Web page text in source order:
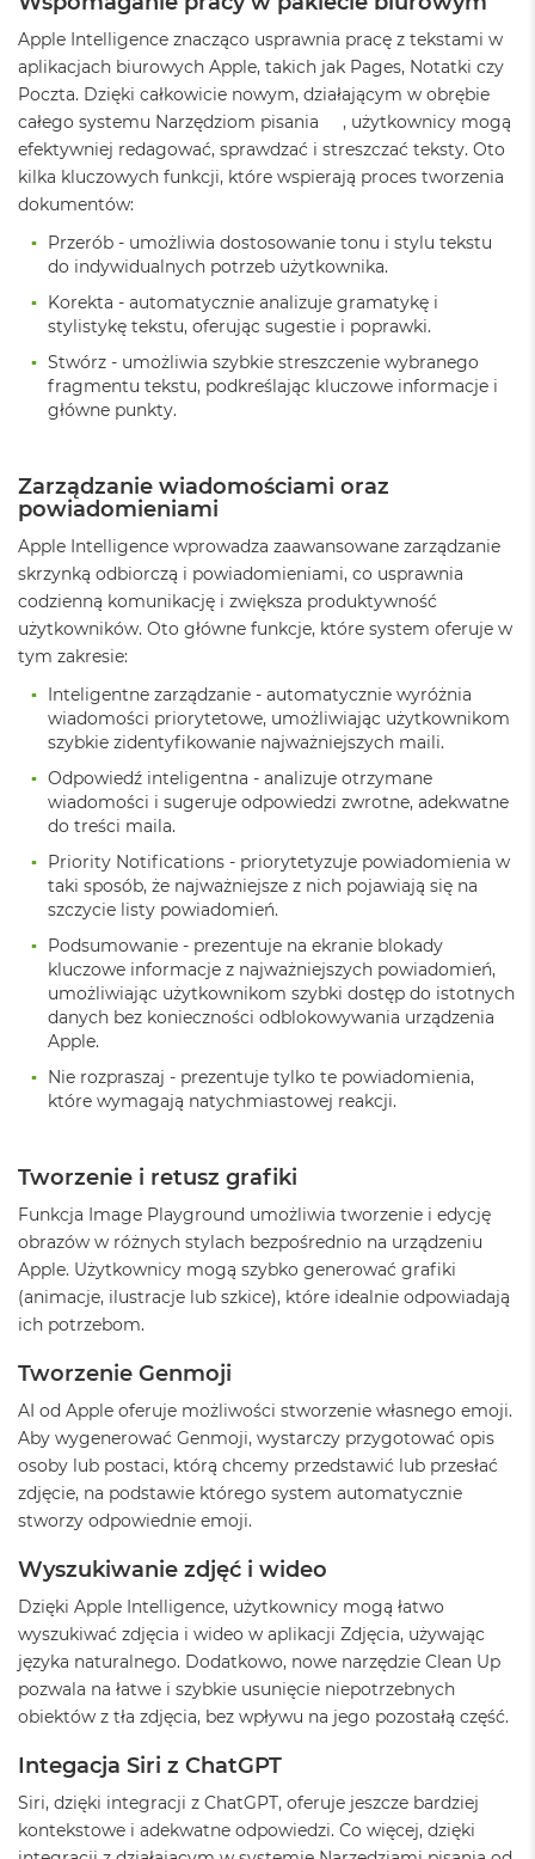
N
e
S
u
b
t
e
l
n
R
ó
M
a
c
o
N
e
I
n
d
y
g
o
M
a
c
o
o
k
N
e
o
S
r
e
b
r
n
y
W
u
p
o
j
m
n
ś
i
d
y
k
u
M
c
B
o
k
N
o
2
5
6
G
Apple Intelligence znacząco usprawnia pracę z tekstami w
aplikacjach biurowych Apple, takich jak Pages, Notatki czy
Poczta. Dzięki całkowicie nowym, działającym w obrębie
całego systemu Narzędziom pisania , użytkownicy mogą
efektywniej redagować, sprawdzać i streszczać teksty. Oto
kilka kluczowych funkcji, które wspierają proces tworzenia
dokumentów:
Przerób - umożliwia dostosowanie tonu i stylu tekstu
do indywidualnych potrzeb użytkownika.
Korekta - automatycznie analizuje gramatykę i
stylistykę tekstu, oferując sugestie i poprawki.
Stwórz - umożliwia szybkie streszczenie wybranego
fragmentu tekstu, podkreślając kluczowe informacje i
główne punkty.
Zarządzanie wiadomościami oraz
powiadomieniami
Apple Intelligence wprowadza zaawansowane zarządzanie
skrzynką odbiorczą i powiadomieniami, co usprawnia
codzienną komunikację i zwiększa produktywność
użytkowników. Oto główne funkcje, które system oferuje w
tym zakresie:
Inteligentne zarządzanie - automatycznie wyróżnia
wiadomości priorytetowe, umożliwiając użytkownikom
szybkie zidentyfikowanie najważniejszych maili.
Odpowiedź inteligentna - analizuje otrzymane
wiadomości i sugeruje odpowiedzi zwrotne, adekwatne
do treści maila.
Priority Notifications - priorytetyzuje powiadomienia w
taki sposób, że najważniejsze z nich pojawiają się na
szczycie listy powiadomień.
Podsumowanie - prezentuje na ekranie blokady
kluczowe informacje z najważniejszych powiadomień,
umożliwiając użytkownikom szybki dostęp do istotnych
danych bez konieczności odblokowywania urządzenia
Apple.
Nie rozpraszaj - prezentuje tylko te powiadomienia,
które wymagają natychmiastowej reakcji.
Tworzenie i retusz grafiki
Funkcja Image Playground umożliwia tworzenie i edycję
obrazów w różnych stylach bezpośrednio na urządzeniu
Apple. Użytkownicy mogą szybko generować grafiki
(animacje, ilustracje lub szkice), które idealnie odpowiadają
ich potrzebom.
Tworzenie Genmoji
AI od Apple oferuje możliwości stworzenie własnego emoji.
Aby wygenerować Genmoji, wystarczy przygotować opis
osoby lub postaci, którą chcemy przedstawić lub przesłać
zdjęcie, na podstawie którego system automatycznie
stworzy odpowiednie emoji.
Wyszukiwanie zdjęć i wideo
Dzięki Apple Intelligence, użytkownicy mogą łatwo
wyszukiwać zdjęcia i wideo w aplikacji Zdjęcia, używając
języka naturalnego. Dodatkowo, nowe narzędzie Clean Up
pozwala na łatwe i szybkie usunięcie niepotrzebnych
obiektów z tła zdjęcia, bez wpływu na jego pozostałą część.
Integacja Siri z ChatGPT
Siri, dzięki integracji z ChatGPT, oferuje jeszcze bardziej
kontekstowe i adekwatne odpowiedzi. Co więcej, dzięki